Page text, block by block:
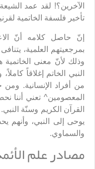
الآخرين؟! لقد عمد
تأخير فلسفة الخاتمية
إنّ حاصل كلامه أنّ
بمرجعيتهم العلمية،
وذلك لأنّ معنى
النبي الخاتم إغلاقاً
من أفراد الإنسانية.
المعصومين^ تعني أننا
القرآن الكريم وسنّة
يوحى إلى النبي، وأنهم
والسماوي.
مصادر علم